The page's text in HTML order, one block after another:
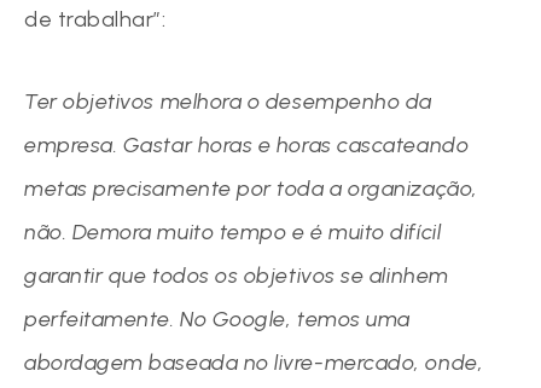
de trabalhar”:
Ter objetivos melhora o desempenho da
empresa. Gastar horas e horas cascateando
metas precisamente por toda a organização,
não. Demora muito tempo e é muito difícil
garantir que todos os objetivos se alinhem
perfeitamente. No Google, temos uma
abordagem baseada no livre-mercado, onde,